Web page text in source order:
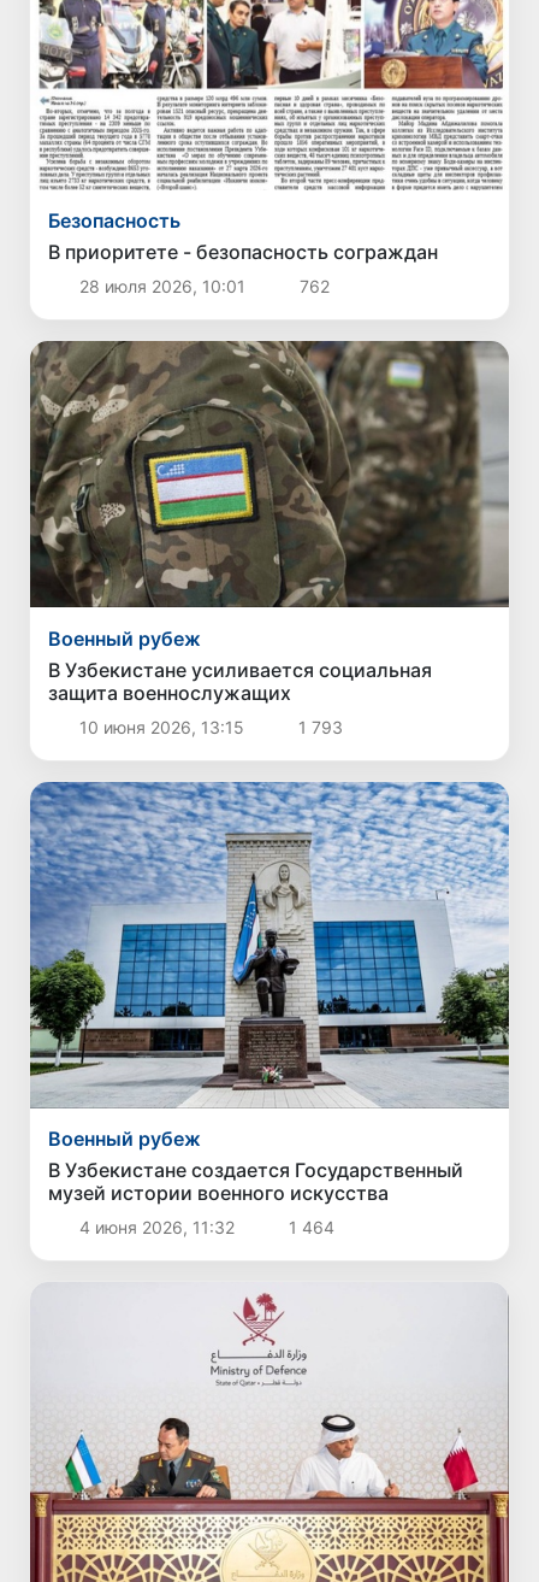
Безопасность
В приоритете - безопасность сограждан
28 июля 2026, 10:01 762
Военный рубеж
В Узбекистане усиливается социальная
защита военнослужащих
10 июня 2026, 13:15 1 793
Военный рубеж
В Узбекистане создается Государственный
музей истории военного искусства
4 июня 2026, 11:32 1 464